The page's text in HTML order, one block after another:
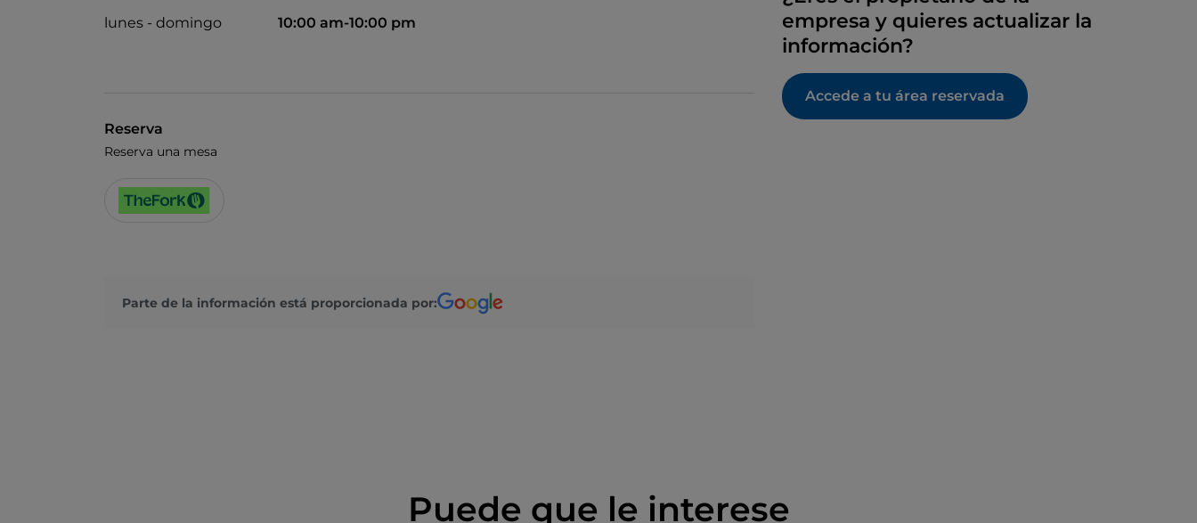
lunes - domingo 10:00 am-10:00 pm
Reserva
Reserva una mesa
Parte de la información está proporcionada por:
empresa y quieres actualizar la
información?
Accede a tu área reservada
Puede que le interese